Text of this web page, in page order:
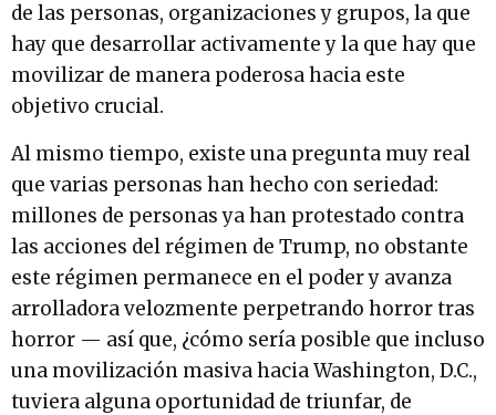
de las personas, organizaciones y grupos, la que
hay que desarrollar activamente y la que hay que
movilizar de manera poderosa hacia este
objetivo crucial.
Al mismo tiempo, existe una pregunta muy real
que varias personas han hecho con seriedad:
millones de personas ya han protestado contra
las acciones del régimen de Trump, no obstante
este régimen permanece en el poder y avanza
arrolladora velozmente perpetrando horror tras
horror — así que, ¿cómo sería posible que incluso
una movilización masiva hacia Washington, D.C.,
tuviera alguna oportunidad de triunfar, de